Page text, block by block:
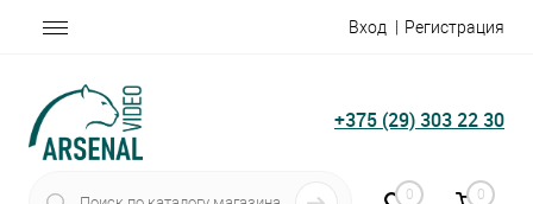
Вход Регистрация
+375 (29) 303 22 30
0 0